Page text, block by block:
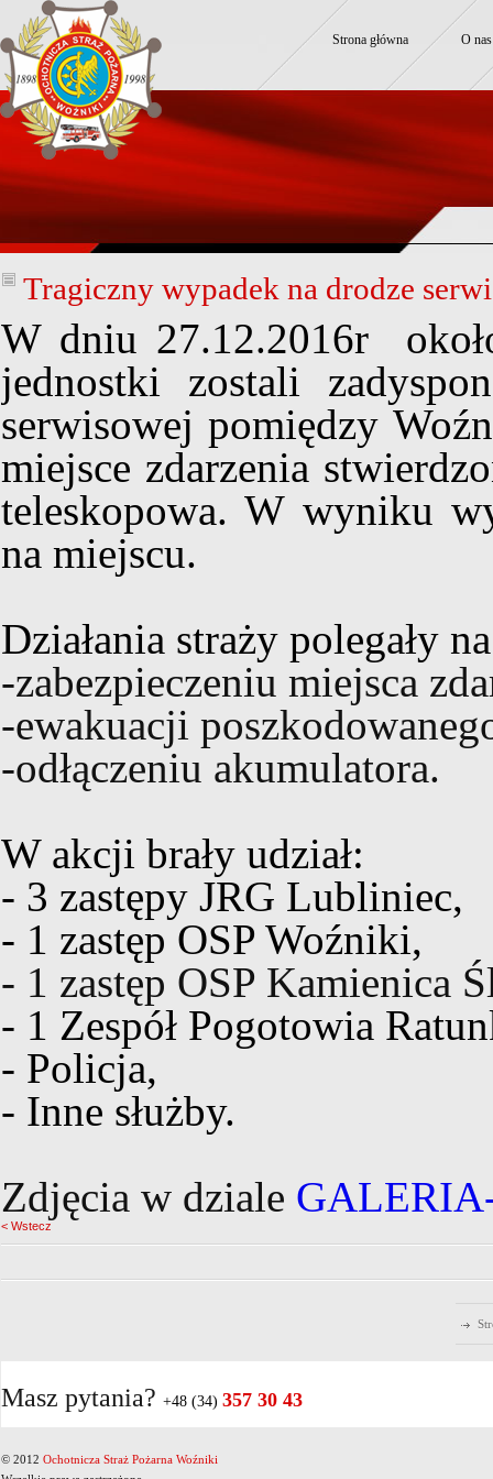
Strona główna O nas
Tragiczny wypadek na drodze
W dniu 27.12.2016r
jednostki zostali
serwisowej pomiędzy
miejsce zdarzenia
teleskopowa. W wyniku
na miejscu.
Działania straży polegały
-zabezpieczeniu miejsca
-ewakuacji
-odłączeniu akumulatora.
W akcji brały udział:
- 3 zastępy JRG Lubliniec,
- 1 zastęp OSP Woźniki,
- 1 zastęp OSP Kamienica
- 1 Zespół Pogotowia
- Policja,
- Inne służby.
Zdjęcia w dziale
< Wstecz
Masz pytania? +48 (34) 357 30 43
© 2012 Ochotnicza Straż Pożarna Woźniki